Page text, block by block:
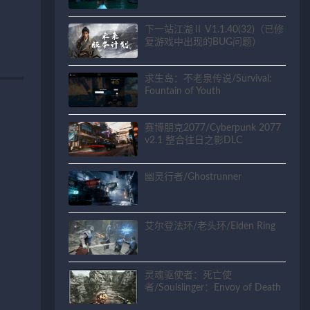
下一站江湖Ⅱ V1.1.40(32)（已修
复游戏中出现的BUG问题）
求生岛：不老泉传说/Survival:
Fountain of Youth
赛博朋克2077/Cyberpunk 2077
v2.1 整合往日之影DLC
幽灵行者/Ghostrunner
艾尔登法环/老头环/Elden Ring
灵魂驱使者：死亡使
者/Soulslinger：Envoy of Death